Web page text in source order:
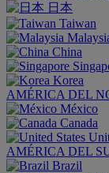
日本
Taiwan
China
Korea
AMÉRICA DEL
México
Canada
AMÉRICA DEL
Brazil